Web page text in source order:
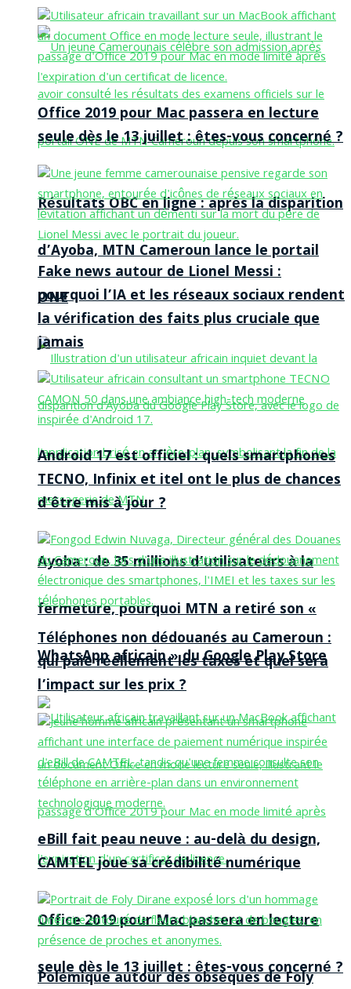
Résultats OBC en ligne : après la disparition
d’Ayoba, MTN Cameroun lance le portail
ONE
Ayoba : de 35 millions d’utilisateurs à la
fermeture, pourquoi MTN a retiré son «
WhatsApp africain » du Google Play Store
Office 2019 pour Mac passera en lecture
seule dès le 13 juillet : êtes-vous concerné ?
Office 2019 pour Mac passera en lecture
seule dès le 13 juillet : êtes-vous concerné ?
Fake news autour de Lionel Messi :
pourquoi l’IA et les réseaux sociaux rendent
la vérification des faits plus cruciale que
jamais
Android 17 est officiel : quels smartphones
TECNO, Infinix et itel ont le plus de chances
d’être mis à jour ?
Téléphones non dédouanés au Cameroun :
qui paie réellement les taxes et quel sera
l’impact sur les prix ?
eBill fait peau neuve : au-delà du design,
CAMTEL joue sa crédibilité numérique
Polémique autour des obsèques de Foly